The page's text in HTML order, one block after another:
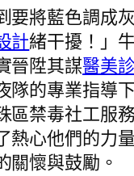
要將藍色調成
計緒干擾！」牛
晉陞其謀醫美
隊的專業指導
區禁毒社工服
熱心他們的力
關懷與鼓勵。